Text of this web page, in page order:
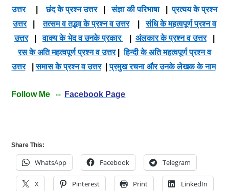
उत्तर
|छंद के प्रश्न उत्तर|संज्ञा की परिभाषा|प्रत्यय के प्रश्न
उत्तर|तत्सम व तद्भव के प्रश्न व उत्तर|संधि के महत्वपूर्ण प्रश्न व
उत्तर|वाक्य के भेद व उनके प्रकार अंलकार के प्रश्न व उत्तर|
रस के अति महत्वपूर्ण प्रश्न व उत्तर|हिन्दी के अति महत्वपूर्ण प्रश्न व
उत्तर|समास के प्रश्न व उत्तर|प्रमुख रचना और उनके लेखक के नाम
Follow Me ⇔ Facebook Page
Share This:
WhatsApp Facebook Telegram
X Pinterest Print LinkedIn